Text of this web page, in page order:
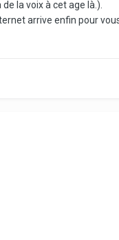
la voix à cet age là.).
arrive enfin pour